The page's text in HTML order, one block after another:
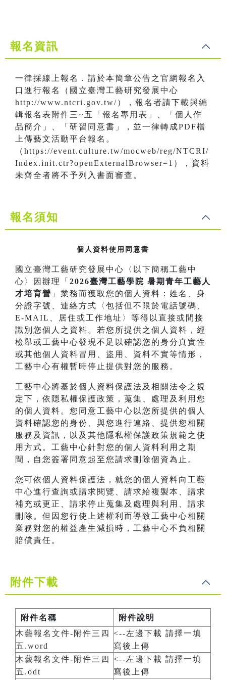
報名資訊
一律採線上報名．請於本簡章公告之官網報名入
口進行報名（國立臺灣工藝研究發展中心
http://www.ntcri.gov.tw/），報名者請下載與編
輯報名表附件三~五「報名專用表」、「個人作
品簡介」、「研習同意書」，並一律轉成PDF檔
上傳藝文活動平台報名。
（https://event.culture.tw/mocweb/reg/NTCRI/
Index.init.ctr?openExternalBrowser=1），資料
未齊全者將不予列入書面審查。
報名須知
個人資料使用同意書
國立臺灣工藝研究發展中心〈以下簡稱工藝中
心〉因辦理「 2026臺灣工藝學院 暑期青年工藝人
才培育營 」業務而獲取您的個人資料：姓名、身
分證字號、連絡方式〈包括但不限於電話號碼、
E-MAIL、居住或工作地址〉等得以直接或間接
識別您個人之資料。若您所提供之個人資料，經
檢舉或工藝中心發現不足以確認您的身分真實性
或其他個人資料冒用、盜用、資料不實等情形，
工藝中心有權暫時停止提供對您的服務。
工藝中心將基於個人資料保護法及相關法令之規
定下，依隱私權保護政策，蒐集、處理及利用您
的個人資料。您同意工藝中心以您所提供的個人
資料確認您的身份、與您進行連絡、提供您相關
服務及資訊，以及其他隱私權保護政策規範之使
用方式。工藝中心針對您的個人資料利用之期
間，自您簽署同意起至您請求刪除個資為止。
您可依個人資料保護法，就您的個人資料向工藝
中心進行查詢或請求閱覽、請求給複製本、請求
補充或更正、請求停止蒐集及處理與利用、請求
刪除。但因您行使上述權利而導致工藝中心相關
業務對您的權益產生減損時，工藝中心不負相關
賠償責任。
附件下載
附件名稱
附件說明
木藝報名文件-附件三四
五.word
<--左邊下載 請擇一填
寫後上傳
木藝報名文件-附件三四
五.odt
<--左邊下載 請擇一填
寫後上傳